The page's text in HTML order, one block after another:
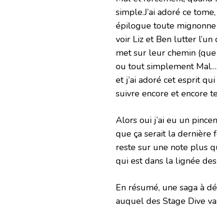
simple.J’ai adoré ce
épilogue toute mignonne
voir Liz et Ben lutter l’un
met sur leur chemin
ou tout simplement
et j’ai adoré cet esprit
suivre encore et encore
Alors oui j’ai eu un
que ça serait la dernière
reste sur une note plus
qui est dans la lignée
En résumé, une saga à
auquel des Stage Dive